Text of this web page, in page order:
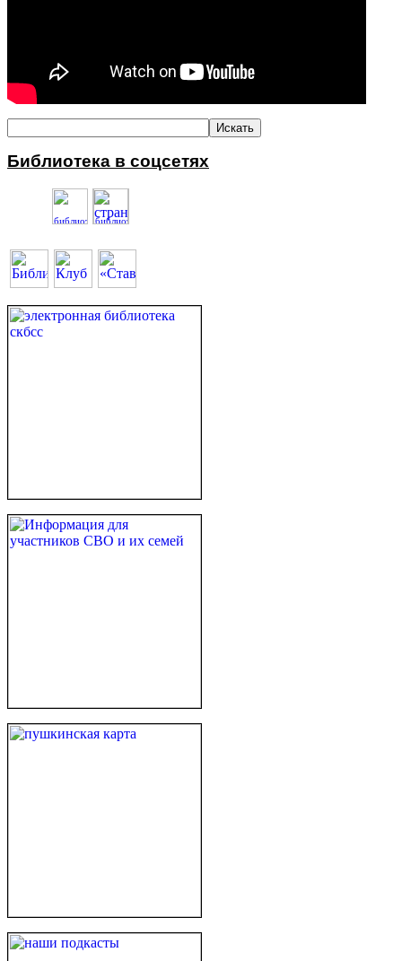
Библиотека в соцсетях